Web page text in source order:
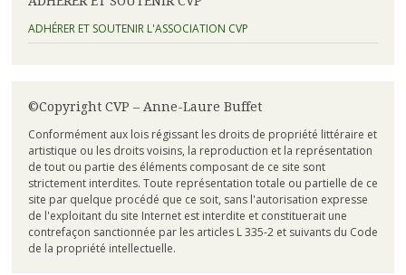
ADHÉRER ET SOUTENIR L'ASSOCIATION CVP
©Copyright CVP – Anne-Laure Buffet
Conformément aux lois régissant les droits de propriété littéraire et
artistique ou les droits voisins, la reproduction et la représentation
de tout ou partie des éléments composant de ce site sont
strictement interdites. Toute représentation totale ou partielle de ce
site par quelque procédé que ce soit, sans l'autorisation expresse
de l'exploitant du site Internet est interdite et constituerait une
contrefaçon sanctionnée par les articles L 335-2 et suivants du Code
de la propriété intellectuelle.